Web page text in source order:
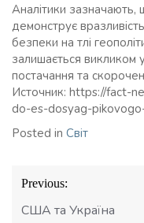
Аналітики
демонструє
безпеки на тлі
залишається викликом
постачання та
Источник: https://fact-
do-es-dosyag-
Posted in Світ
Навігація
записів
Previous:
США та Україна